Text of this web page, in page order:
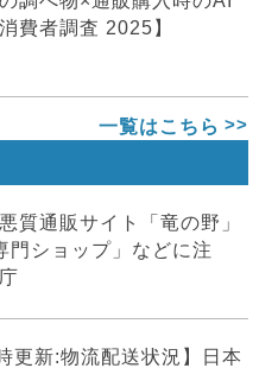
費者調査 2025】
一覧はこちら
質通販サイト「竜の野」
門ショップ」などに注
更新:物流配送状況】日本